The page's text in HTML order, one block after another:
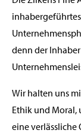
denn der
Wir halten uns
Ethik und Moral,
eine verlässliche